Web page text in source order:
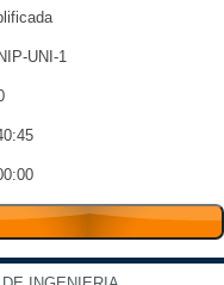
UNI-1